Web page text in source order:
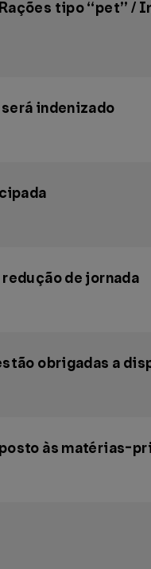
tipo “pet” /
indenizado
de jornada
obrigadas a
às matérias-